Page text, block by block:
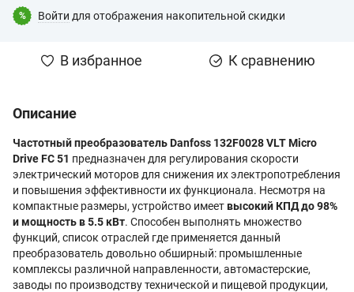
% Войти для отображения накопительной скидки
В избранное К сравнению
Описание
Частотный преобразователь Danfoss 132F0028 VLT Micro
Drive FC 51 предназначен для регулирования скорости
электрический моторов для снижения их электропотребления
и повышения эффективности их функционала. Несмотря на
компактные размеры, устройство имеетвысокий КПД до 98%
и мощность в 5.5 кВт. Способен выполнять множество
функций, список отраслей где применяется данный
преобразователь довольно обширный: промышленные
комплексы различной направленности, автомастерские,
заводы по производству технической и пищевой продукции,